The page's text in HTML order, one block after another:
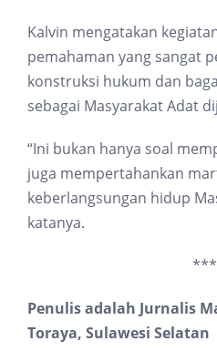
Kalvin mengatakan
pemahaman yang sangat
konstruksi hukum dan
sebagai Masyarakat Adat
“Ini bukan hanya soal
juga mempertahankan
keberlangsungan hidup
katanya.
***
Penulis adalah Jurnalis
Toraya, Sulawesi Selatan